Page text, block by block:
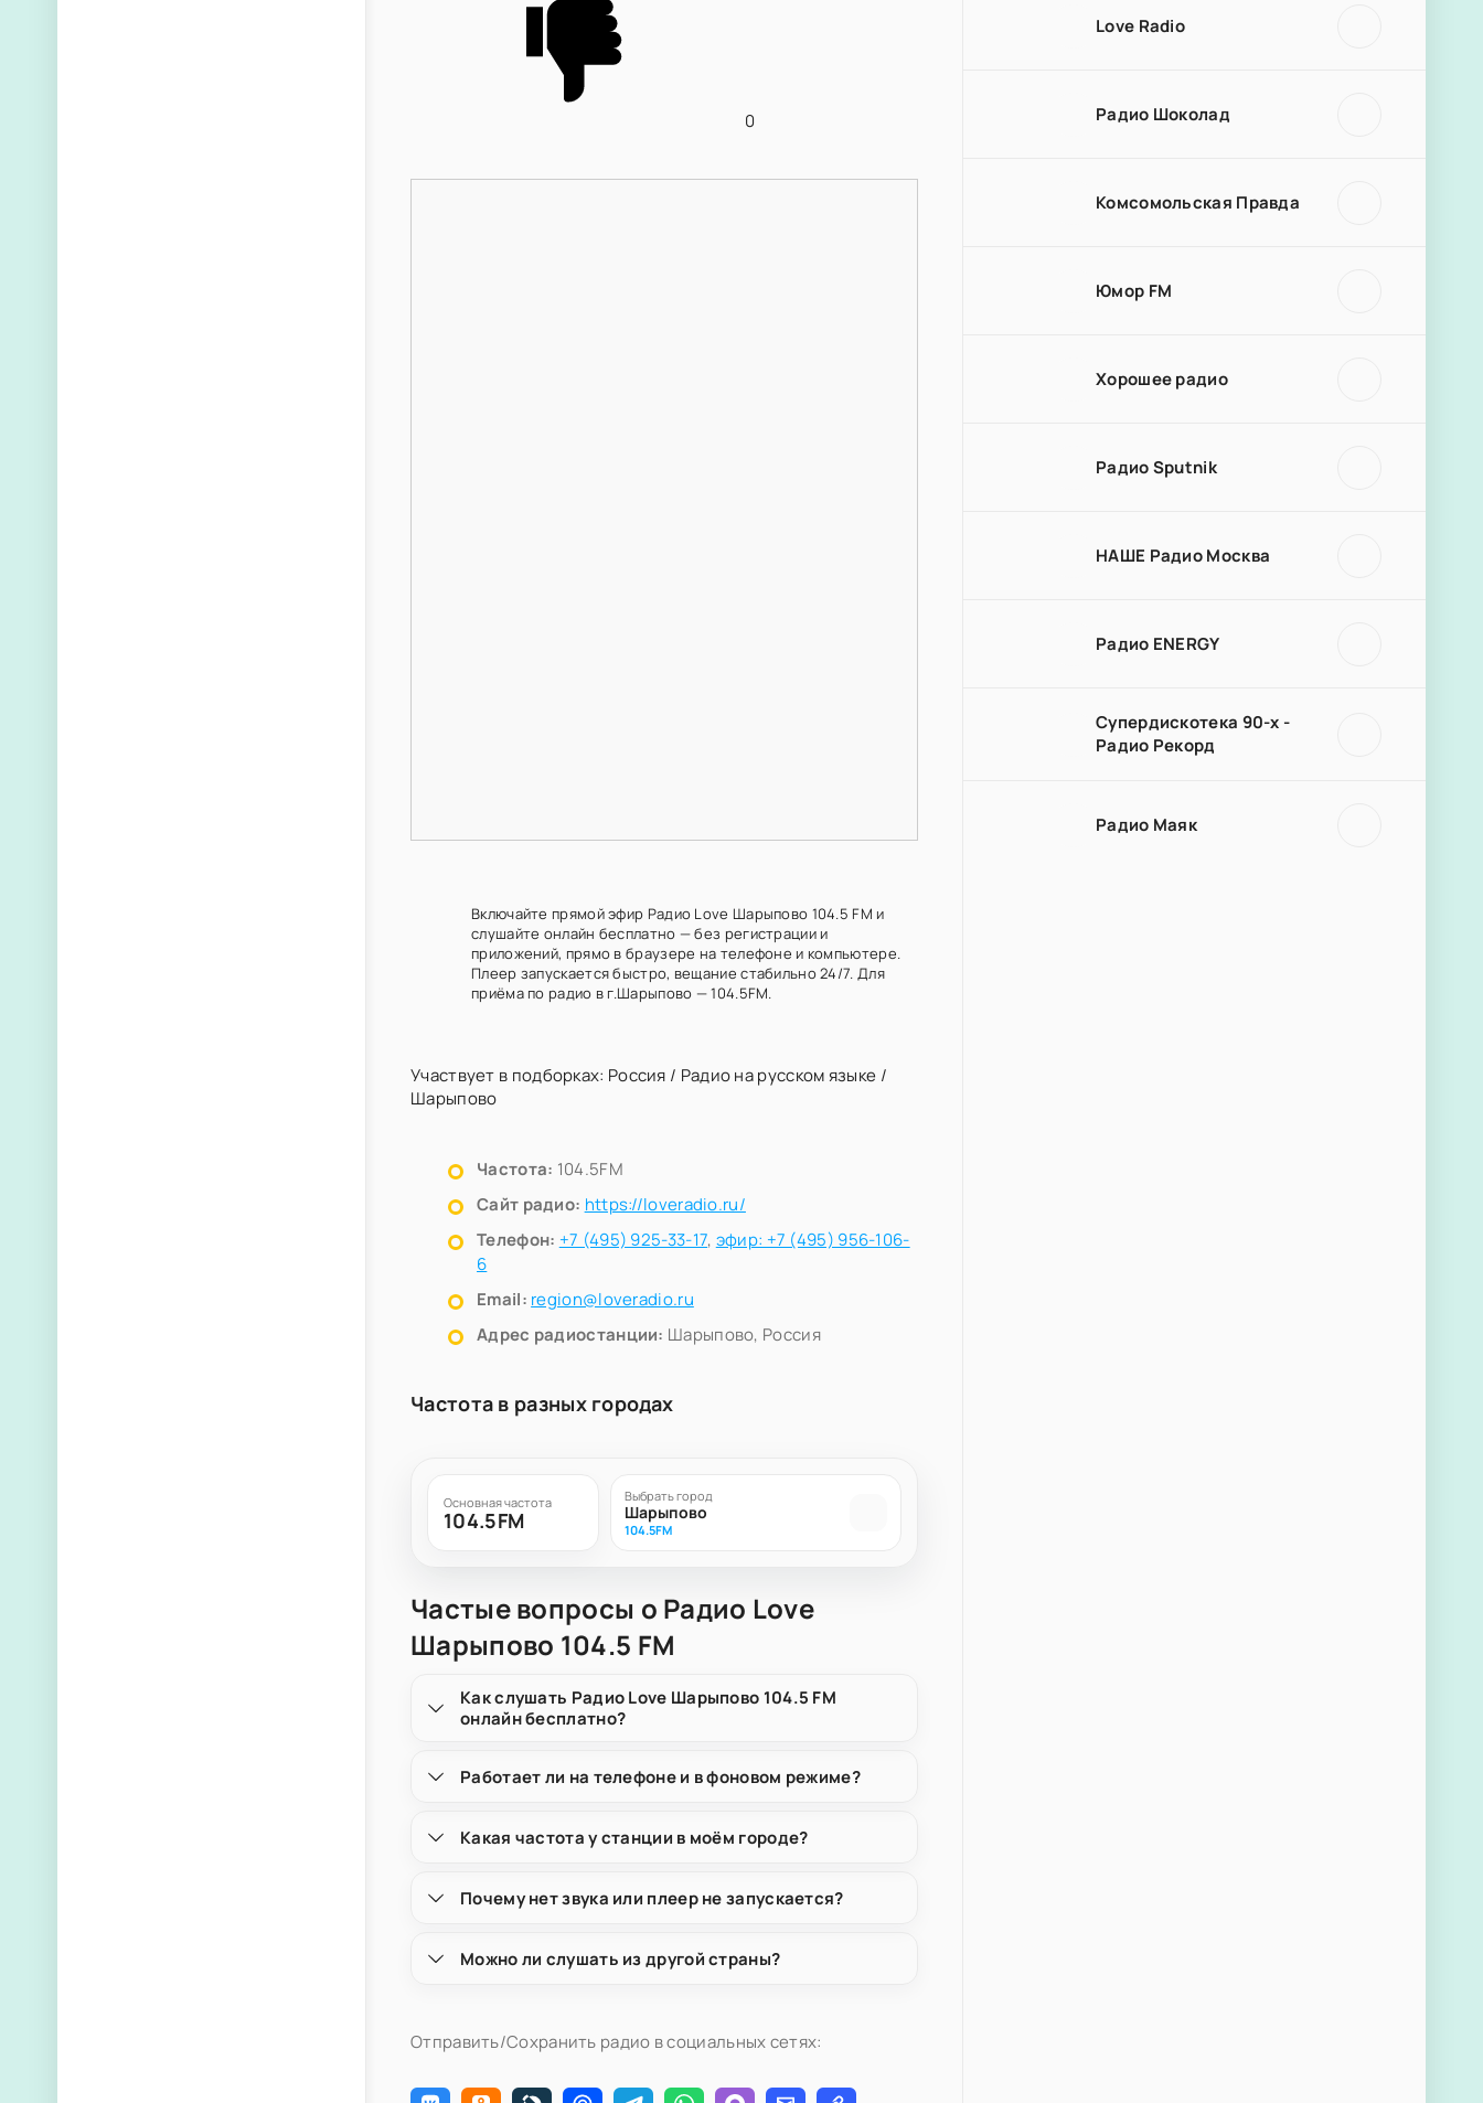
0
Включайте прямой эфир Радио Love Шарыпово 104.5 FM и
слушайте онлайн бесплатно — без регистрации и
приложений, прямо в браузере на телефоне и компьютере.
Плеер запускается быстро, вещание стабильно 24/7. Для
приёма по радио в г.Шарыпово — 104.5FM.
Участвует в подборках: Россия / Радио на русском языке /
Шарыпово
Частота: 104.5FM
Сайт радио: https://loveradio.ru/
Телефон: +7 (495) 925-33-17, эфир: +7 (495) 956-106-
6
Email: region@loveradio.ru
Адрес радиостанции: Шарыпово, Россия
Частота в разных городах
Основная частота
104.5FM
Выбрать город
Шарыпово
104.5FM
Частые вопросы о Радио Love
Шарыпово 104.5 FM
Как слушать Радио Love Шарыпово 104.5 FM
онлайн бесплатно?
Работает ли на телефоне и в фоновом режиме?
Какая частота у станции в моём городе?
Почему нет звука или плеер не запускается?
Можно ли слушать из другой страны?
Отправить/Сохранить радио в социальных сетях:
Love Radio
Радио Шоколад
Комсомольская Правда
Юмор FM
Хорошее радио
Радио Sputnik
НАШЕ Радио Москва
Радио ENERGY
Супердискотека 90-х -
Радио Рекорд
Радио Маяк